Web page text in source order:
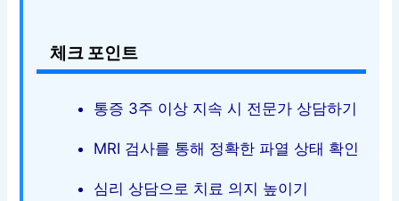
체크 포인트
통증 3주 이상 지속 시 전문가 상담하기
MRI 검사를 통해 정확한 파열 상태 확인
심리 상담으로 치료 의지 높이기